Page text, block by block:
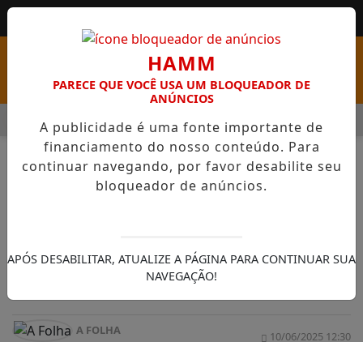
COM VAGAS EM SEIS FUNÇÕES E SALÁRIOS QUE CHEGAM A
MENU
Ataque em escola na Áustria deixa
dez mortos, incluindo o atirador
A FOLHA 10/06/2025 12:30
HAMM
PARECE QUE VOCÊ USA UM BLOQUEADOR DE
ANÚNCIOS
A publicidade é uma fonte importante de
financiamento do nosso conteúdo. Para
continuar navegando, por favor desabilite seu
bloqueador de anúncios.
APÓS DESABILITAR, ATUALIZE A PÁGINA PARA CONTINUAR SUA
NAVEGAÇÃO!